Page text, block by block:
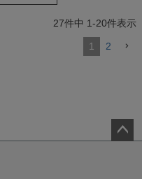
27件中 1-20件表示
1 2